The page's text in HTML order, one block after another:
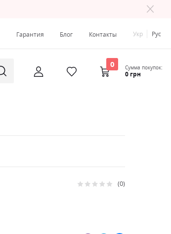
Гарантия Блог Контакты Укр Рус
0 Сумма покупок:
0 грн
Рейтинг: 0